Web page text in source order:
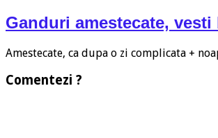
Ganduri amestecate,
Amestecate, ca dupa o zi complicata +
Comentezi ?